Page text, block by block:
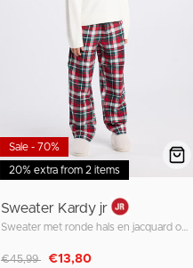
20% extra from 2 items
Sale - 70%
Sweater Kardy jr
Afgeprijsd van
€45,99 naar
€13,80